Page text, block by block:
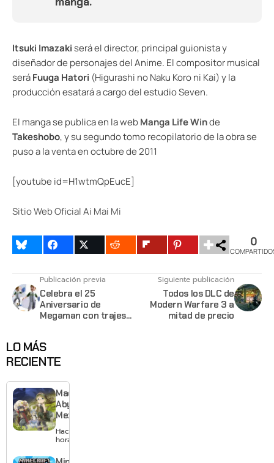
Itsuki Imazakiserá el director, principal guionista y
diseñador de personajes del Anime. El compositor musical
seráFuuga Hatori (Higurashi no Naku Koro ni Kai) y la
producción esatará a cargo del estudio Seven.
El manga se publica en la webManga Life Winde
Takeshobo, y su segundo tomo recopilatorio de la obra se
puso a la venta en octubre de 2011
[youtube id=H1wtmQpEucE]
Sitio Web Oficial Ai Mai Mi
0
Publicación previa
Celebra el 25
Aniversario de
Megaman con trajes
Siguiente publicación
Todos los DLC de
Modern Warfare 3 a
mitad de precio
LO MÁS
RECIENTE
Made in
Abyss:
Mezameru
Shinpi
revela
tráiler,
Hace 2
horas